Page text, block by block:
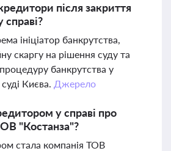
після закриття
ініціатор банкрутства,
скаргу на рішення суду та
банкрутства у
Києва. Джерело
у справі про
"Костанза"?
стала компанія ТОВ